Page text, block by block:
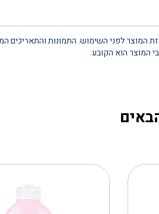
המוצר לפני השימוש. התמונות והתאריכים
המוצר הוא הקובע.